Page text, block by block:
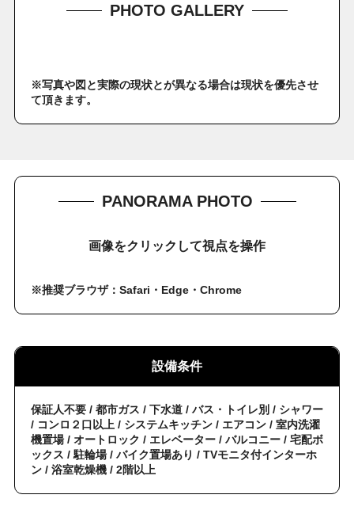
PHOTO GALLERY
※写真や図と実際の現状とが異なる場合は現状を優先させ
て頂きます。
PANORAMA PHOTO
画像をクリックして視点を操作
※推奨ブラウザ：Safari・Edge・Chrome
設備条件
保証人不要 / 都市ガス / 下水道 / バス・トイレ別 / シャワー
/ コンロ２口以上 / システムキッチン / エアコン / 室内洗濯
機置場 / オートロック / エレベーター / バルコニー / 宅配ボ
ックス / 駐輪場 / バイク置場あり / TVモニタ付インターホ
ン / 浴室乾燥機 / 2階以上